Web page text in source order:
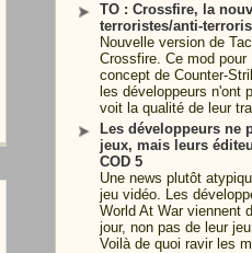
TO : Crossfire, la
terroristes/anti-
Nouvelle version de
Crossfire. Ce mod pour
concept de Counter-
les développeurs n'ont
voit la qualité de leur
Les développeurs ne
jeux, mais leurs
COD 5
Une news plutôt
jeu vidéo. Les
World At War viennent
jour, non pas de leur
Voilà de quoi ravir les